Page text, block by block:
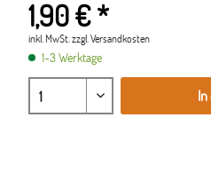
1,90 € *
inkl. MwSt.zzgl. Versandkosten
1-3 Werktage